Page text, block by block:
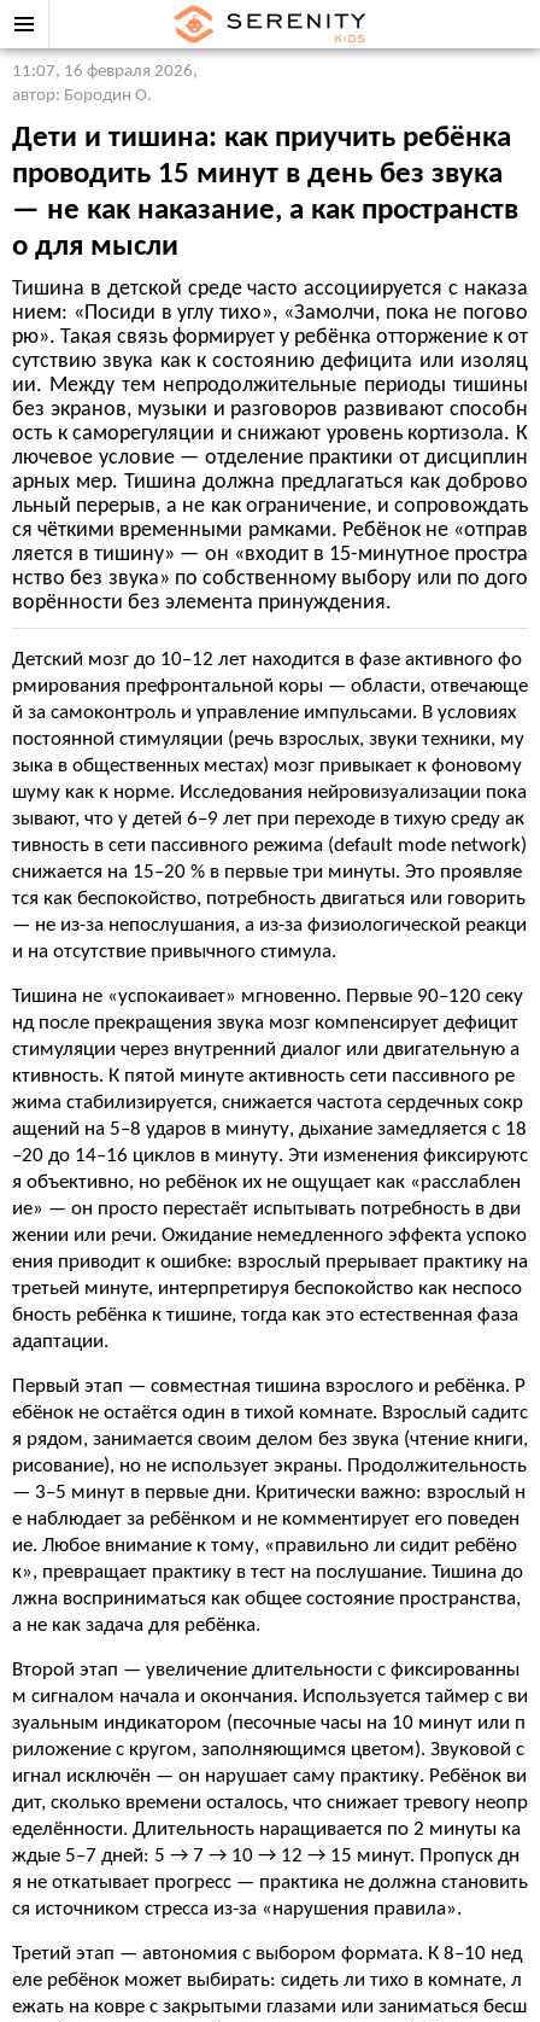
11:07, 16 февраля 2026,
автор: Бородин О.
Дети и тишина: как приучить ребёнка
проводить 15 минут в день без звука
— не как наказание, а как пространств
о для мысли
Тишина в детской среде часто ассоциируется с наказа
нием: «Посиди в углу тихо», «Замолчи, пока не погово
рю». Такая связь формирует у ребёнка отторжение к от
сутствию звука как к состоянию дефицита или изоляц
ии. Между тем непродолжительные периоды тишины
без экранов, музыки и разговоров развивают способн
ость к саморегуляции и снижают уровень кортизола. К
лючевое условие — отделение практики от дисциплин
арных мер. Тишина должна предлагаться как доброво
льный перерыв, а не как ограничение, и сопровождать
ся чёткими временными рамками. Ребёнок не «отправ
ляется в тишину» — он «входит в 15-минутное простра
нство без звука» по собственному выбору или по дого
ворённости без элемента принуждения.
Детский мозг до 10–12 лет находится в фазе активного фо
рмирования префронтальной коры — области, отвечающе
й за самоконтроль и управление импульсами. В условиях
постоянной стимуляции (речь взрослых, звуки техники, му
зыка в общественных местах) мозг привыкает к фоновому
шуму как к норме. Исследования нейровизуализации пока
зывают, что у детей 6–9 лет при переходе в тихую среду ак
тивность в сети пассивного режима (default mode network)
снижается на 15–20 % в первые три минуты. Это проявляе
тся как беспокойство, потребность двигаться или говорить
— не из-за непослушания, а из-за физиологической реакци
и на отсутствие привычного стимула.
Тишина не «успокаивает» мгновенно. Первые 90–120 секу
нд после прекращения звука мозг компенсирует дефицит
стимуляции через внутренний диалог или двигательную а
ктивность. К пятой минуте активность сети пассивного ре
жима стабилизируется, снижается частота сердечных сокр
ащений на 5–8 ударов в минуту, дыхание замедляется с 18
–20 до 14–16 циклов в минуту. Эти изменения фиксируютс
я объективно, но ребёнок их не ощущает как «расслаблен
ие» — он просто перестаёт испытывать потребность в дви
жении или речи. Ожидание немедленного эффекта успоко
ения приводит к ошибке: взрослый прерывает практику на
третьей минуте, интерпретируя беспокойство как неспосо
бность ребёнка к тишине, тогда как это естественная фаза
адаптации.
Первый этап — совместная тишина взрослого и ребёнка. Р
ебёнок не остаётся один в тихой комнате. Взрослый садитс
я рядом, занимается своим делом без звука (чтение книги,
рисование), но не использует экраны. Продолжительность
— 3–5 минут в первые дни. Критически важно: взрослый н
е наблюдает за ребёнком и не комментирует его поведен
ие. Любое внимание к тому, «правильно ли сидит ребёно
к», превращает практику в тест на послушание. Тишина до
лжна восприниматься как общее состояние пространства,
а не как задача для ребёнка.
Второй этап — увеличение длительности с фиксированны
м сигналом начала и окончания. Используется таймер с ви
зуальным индикатором (песочные часы на 10 минут или п
риложение с кругом, заполняющимся цветом). Звуковой с
игнал исключён — он нарушает саму практику. Ребёнок ви
дит, сколько времени осталось, что снижает тревогу неопр
еделённости. Длительность наращивается по 2 минуты ка
ждые 5–7 дней: 5 → 7 → 10 → 12 → 15 минут. Пропуск дн
я не откатывает прогресс — практика не должна становить
ся источником стресса из-за «нарушения правила».
Третий этап — автономия с выбором формата. К 8–10 нед
еле ребёнок может выбирать: сидеть ли тихо в комнате, л
ежать на ковре с закрытыми глазами или заниматься бесш